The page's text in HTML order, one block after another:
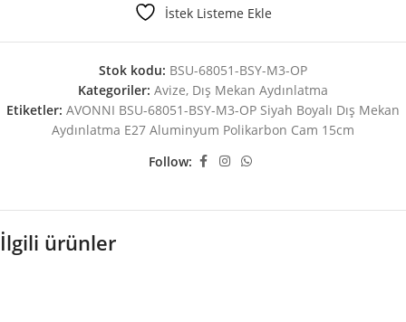
İstek Listeme Ekle
Stok kodu: BSU-68051-BSY-M3-OP
Kategoriler: Avize, Dış Mekan Aydınlatma
Etiketler: AVONNI BSU-68051-BSY-M3-OP Siyah Boyalı Dış Mekan
Aydınlatma E27 Aluminyum Polikarbon Cam 15cm
Follow:
İlgili ürünler